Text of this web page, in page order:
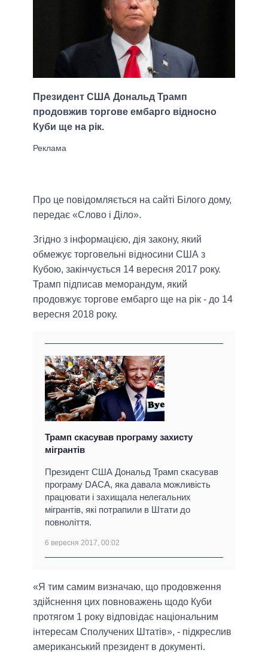
Президент США Дональд Трамп
продовжив торгове ембарго відносно
Куби ще на рік.
Про це повідомляється на сайті Білого дому,
передає «Слово і Діло».
Згідно з інформацією, дія закону, який
обмежує торговельні відносини США з
Кубою, закінчується 14 вересня 2017 року.
Трамп підписав меморандум, який
продовжує торгове ембарго ще на рік - до 14
вересня 2018 року.
Трамп скасував програму захисту
мігрантів
Президент США Дональд Трамп скасував
програму DACA, яка давала можливість
працювати і захищала нелегальних
мігрантів, які потрапили в Штати до
повноліття.
6 вересня 2017, 00:02
«Я тим самим визначаю, що продовження
здійснення цих повноважень щодо Куби
протягом 1 року відповідає національним
інтересам Сполучених Штатів», - підкреслив
американський президент в документі.